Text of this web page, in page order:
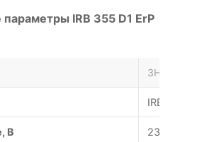
параметры IRB 355 D1 ErP
ЗНАЧЕНИЕ
IRB 355 D1
В 230/50